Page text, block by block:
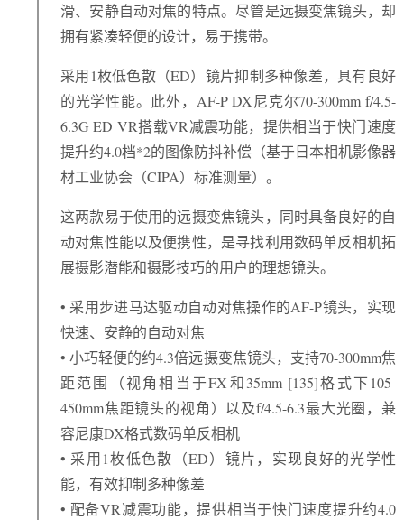
滑、安静自动对焦的特点。尽管是远摄变焦镜头，却
拥有紧凑轻便的设计，易于携带。
采用1枚低色散（ED）镜片抑制多种像差，具有良好
的光学性能。此外，AF-P DX尼克尔70-300mm f/4.5-
6.3G ED VR搭载VR减震功能，提供相当于快门速度
提升约4.0档*2的图像防抖补偿（基于日本相机影像器
材工业协会（CIPA）标准测量）。
这两款易于使用的远摄变焦镜头，同时具备良好的自
动对焦性能以及便携性，是寻找利用数码单反相机拓
展摄影潜能和摄影技巧的用户的理想镜头。
• 采用步进马达驱动自动对焦操作的AF-P镜头，实现
快速、安静的自动对焦
• 小巧轻便的约4.3倍远摄变焦镜头，支持70-300mm焦
距范围（视角相当于FX和35mm [135]格式下105-
450mm焦距镜头的视角）以及f/4.5-6.3最大光圈，兼
容尼康DX格式数码单反相机
• 采用1枚低色散（ED）镜片，实现良好的光学性
能，有效抑制多种像差
• 配备VR减震功能，提供相当于快门速度提升约4.0